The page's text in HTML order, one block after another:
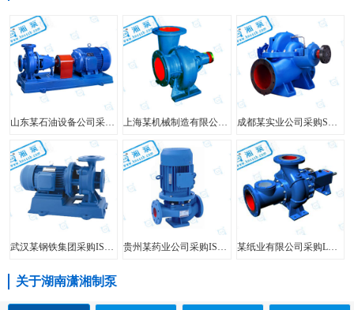
山东某石油设备公司采购FIS型单级单吸离心泵
某纸业有限公司采购LXL型两相流无堵塞纸浆泵
关于湖南潇湘制泵